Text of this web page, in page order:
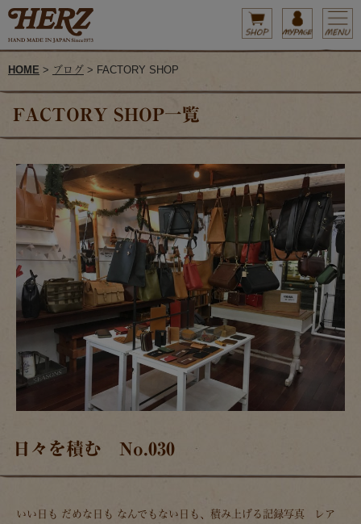
HOME > ブログ > FACTORY SHOP
FACTORY SHOP一覧
日々を積む No.030
いい日も だめな日も なんでもない日も、積み上げる記録写真 レア